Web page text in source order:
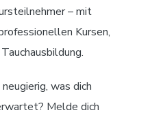
– mit
Kursen,
was dich
Melde dich